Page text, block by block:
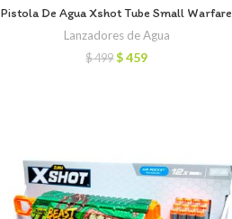
Pistola De Agua Xshot Tube Small Warfare
Lanzadores de Agua
$499 El
$459El